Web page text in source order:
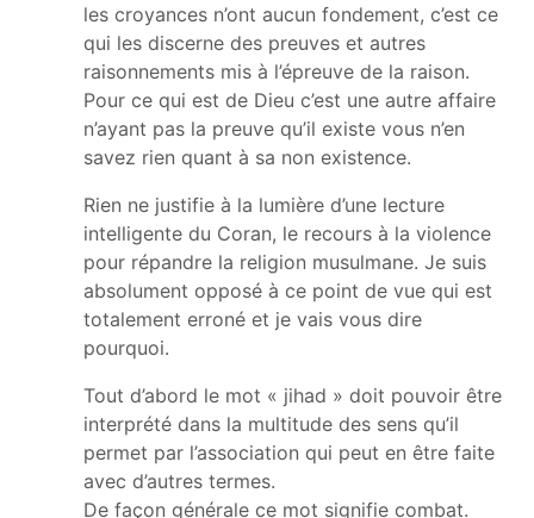
les croyances n’ont aucun fondement, c’est ce
qui les discerne des preuves et autres
raisonnements mis à l’épreuve de la raison.
Pour ce qui est de Dieu c’est une autre affaire
n’ayant pas la preuve qu’il existe vous n’en
savez rien quant à sa non existence.
Rien ne justifie à la lumière d’une lecture
intelligente du Coran, le recours à la violence
pour répandre la religion musulmane. Je suis
absolument opposé à ce point de vue qui est
totalement erroné et je vais vous dire
pourquoi.
Tout d’abord le mot « jihad » doit pouvoir être
interprété dans la multitude des sens qu’il
permet par l’association qui peut en être faite
avec d’autres termes.
De façon générale ce mot signifie combat.